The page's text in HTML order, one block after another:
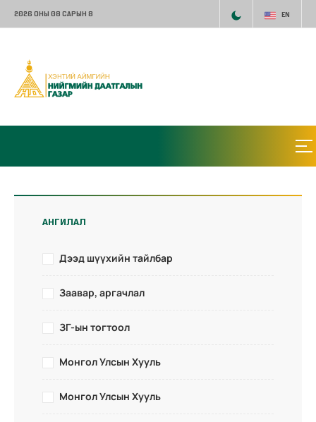
2026 ОНЫ 08 САРЫН 8 EN
АНГИЛАЛ
Дээд шүүхийн тайлбар
Заавар, аргачлал
ЗГ-ын тогтоол
Монгол Улсын Хууль
Монгол Улсын Хууль